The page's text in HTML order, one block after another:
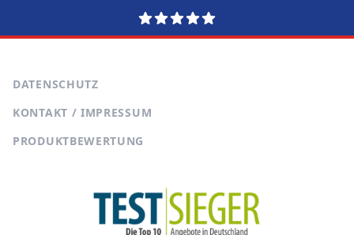
DATENSCHUTZ
KONTAKT / IMPRESSUM
PRODUKTBEWERTUNG